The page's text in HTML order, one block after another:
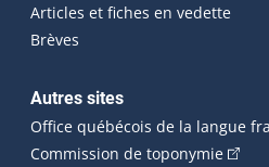
Articles et fiches en vedette
Brèves
Autres sites
Office québécois de la langue
Commission de toponymie(Cet